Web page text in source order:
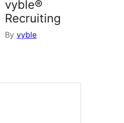
vyble®
Recruiting
By vyble